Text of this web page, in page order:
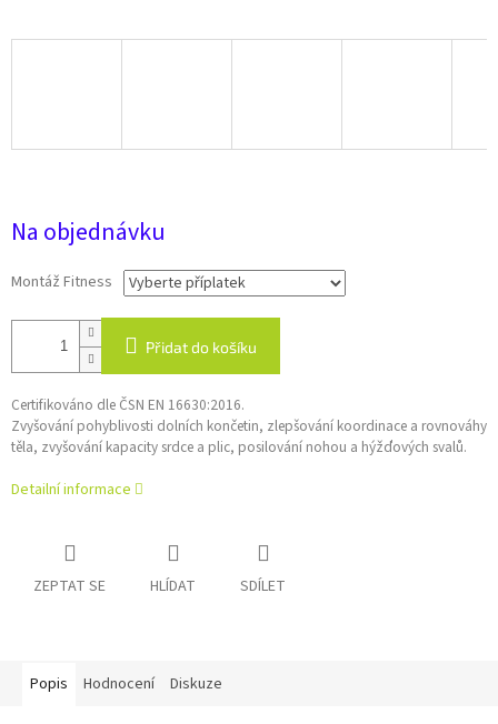
Na objednávku
Montáž Fitness
Přidat do košíku
Certifikováno dle ČSN EN 16630:2016.
Zvyšování pohyblivosti dolních končetin, zlepšování koordinace a rovnováhy
těla, zvyšování kapacity srdce a plic, posilování nohou a hýžďových svalů.
Detailní informace
ZEPTAT SE HLÍDAT SDÍLET
Popis Hodnocení Diskuze